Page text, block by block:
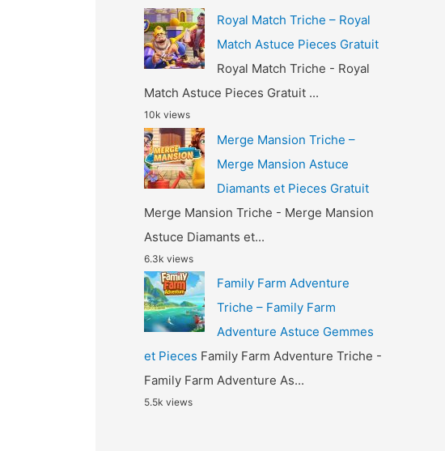
Royal Match Triche – Royal
Match Astuce Pieces Gratuit
Royal Match Triche - Royal
Match Astuce Pieces Gratuit ...
10k views
Merge Mansion Triche –
Merge Mansion Astuce
Diamants et Pieces Gratuit
Merge Mansion Triche - Merge Mansion
Astuce Diamants et...
6.3k views
Family Farm Adventure
Triche – Family Farm
Adventure Astuce Gemmes
et Pieces Family Farm Adventure Triche -
Family Farm Adventure As...
5.5k views